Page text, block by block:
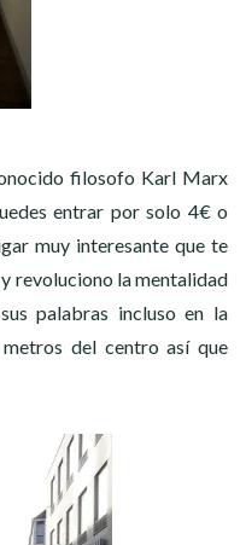
filosofo Karl Marx
entrar por solo 4€ o
muy interesante que te
revoluciono la mentalidad
palabras incluso en la
metros del centro así que